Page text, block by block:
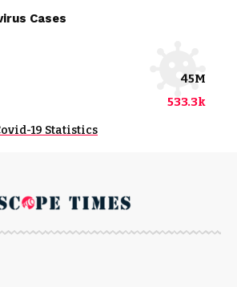
Cases
45M
533.3k
19 Statistics